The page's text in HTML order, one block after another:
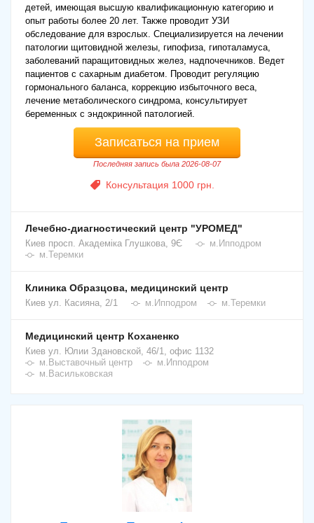
частое мочеиспускание, нервозность и плаксивость, чувство
жара, внутренней дрожи, ухудшение состояния ногтей и
волос, нарушение менструального цикла у женщин.
Перечисленная симптоматика часто свидетельствует о
наличии эндокринных патологий. Следует учесть, что
эндокринные заболевания носят, как правило, хронический
характер. Следовательно, при своевременной диагностике
недуга назначается эффективная терапия.
на медицинском портале likarni.com. Звоните по телефонам,
указанным на сайте, компетентные операторы call-центра
Также вы можете воспользоваться формой обратной связи.
детей, имеющая высшую квалификационную категорию и
опыт работы более 20 лет. Также проводит УЗИ
обследование для взрослых. Специализируется на лечении
патологии щитовидной железы, гипофиза, гипоталамуса,
заболеваний паращитовидных желез, надпочечников. Ведет
пациентов с сахарным диабетом. Проводит регуляцию
гормонального баланса, коррекцию избыточного веса,
лечение метаболического синдрома, консультирует
беременных с эндокринной патологией.
Записаться на прием
Последняя запись была 2026-08-07
Консультация 1000 грн.
Лечебно-диагностический центр "УРОМЕД"
Киев просп. Академіка Глушкова, 9Є
м.Ипподром
м.Теремки
Клиника Образцова, медицинский центр
Киев ул. Касияна, 2/1 м.Ипподром м.Теремки
Медицинский центр Коханенко
Киев ул. Юлии Здановской, 46/1, офис 1132
м.Выставочный центр
м.Ипподром
м.Васильковская